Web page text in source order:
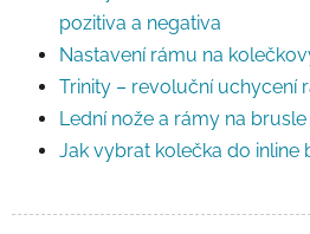
pozitiva a negativa
Nastavení rámu na
Trinity – revoluční uchycení
Lední nože a rámy na brusle
Jak vybrat kolečka do inline